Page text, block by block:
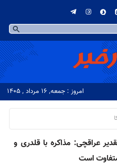
امروز : جمعه, ۱۶ مرداد , ۱۴۰۵
عراقچی: مذاکره با قلدری و
است